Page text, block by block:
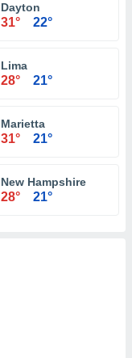
Dayton
31° 22°
Lima
28° 21°
Marietta
31° 21°
New Hampshire
28° 21°